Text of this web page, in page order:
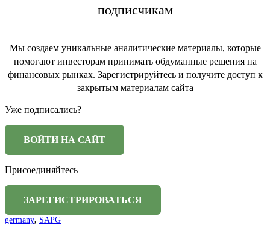
подписчикам
Мы создаем уникальные аналитические материалы, которые
помогают инвесторам принимать обдуманные решения на
финансовых рынках. Зарегистрируйтесь и получите доступ к
закрытым материалам сайта
Уже подписались?
Присоединяйтесь
germany, SAPG